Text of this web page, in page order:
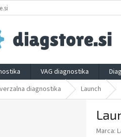
VAG diagnostika
diagnostika Launch
Marca: